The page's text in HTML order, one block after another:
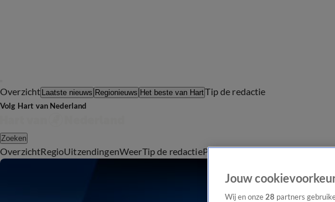
Overzicht Laatste nieuws Regionieuws Het beste van HartTip de redactie
Volg Hart van Nederland
Zoeken
OverzichtRegioUitzendingenWeerTip de redactiePanelVideo's
Jouw
Wij en onze 28 partners